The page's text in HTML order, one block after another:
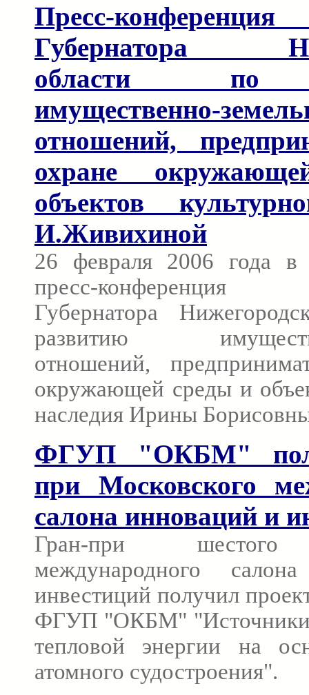
Пресс-конференция
Губернатора
области по
имущественно-
отношений,
охране
объектов
И.Живихиной
26 февраля 2006 года в
пресс-конференция
Губернатора
развитию
отношений,
окружающей среды и
наследия Ирины
ФГУП "ОКБМ"
при Московского
салона инноваций и
Гран-при шестого
международного
инвестиций получил
ФГУП "ОКБМ" "Источники
тепловой энергии на
атомного судостроения".